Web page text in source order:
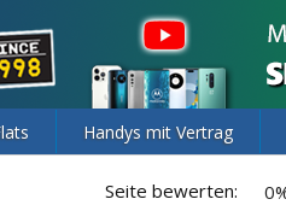
Handys mit Vertrag
Seite bewerten: